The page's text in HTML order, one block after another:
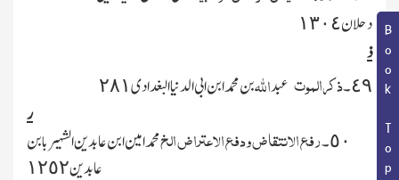
Book Topic دحلان ١٣٠٤
ذ
٤٩۔ ذکرالموت عبداﷲبن محمدابن ابی الدنیا البغدادی ٢٨١
ر
٥٠۔ رفع الانتقاض ودفع الاعتراض الخمحمدامین ابن عابدین الشہیربابن
عابدین ١٢٥٢